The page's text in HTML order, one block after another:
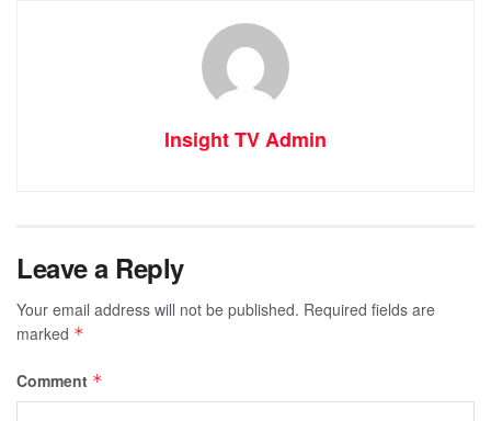
Insight TV Admin
Leave a Reply
Your email address will not be published. Required fields are
marked *
Comment *